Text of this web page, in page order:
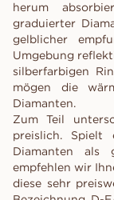
herum
graduierter
gelblicher
Umgebung
silberfarbigen
mögen die
Diamanten.
Zum Teil
preislich.
Diamanten als
empfehlen wir
diese sehr